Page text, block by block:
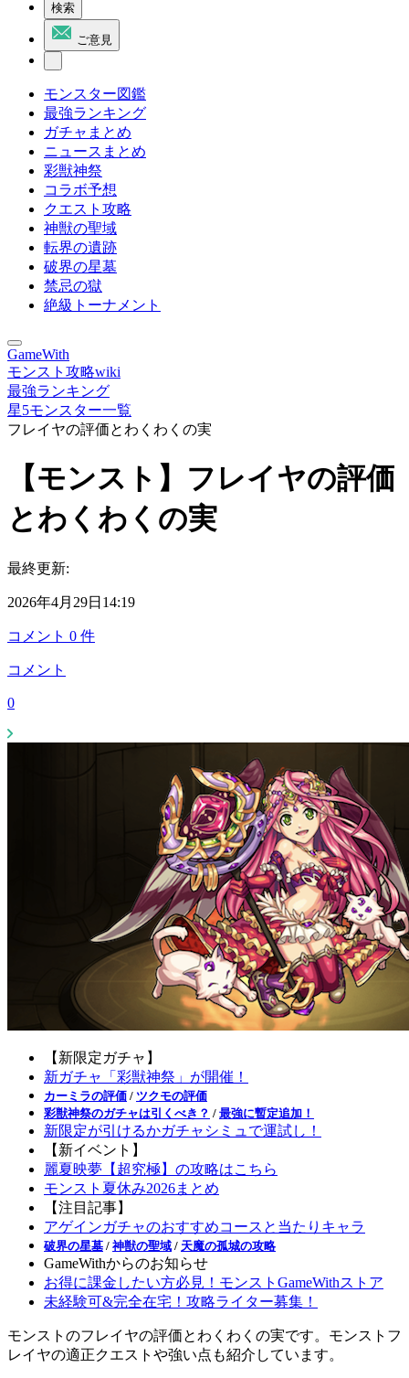
検索
ご意見
モンスター図鑑
最強ランキング
ガチャまとめ
ニュースまとめ
彩獣神祭
コラボ予想
クエスト攻略
神獣の聖域
転界の遺跡
破界の星墓
禁忌の獄
絶級トーナメント
GameWith
モンスト攻略wiki
最強ランキング
星5モンスター一覧
フレイヤの評価とわくわくの実
【モンスト】フレイヤの評価
とわくわくの実
最終更新:
2026年4月29日14:19
コメント 0 件
コメント
0
【新限定ガチャ】
新ガチャ「彩獣神祭」が開催！
カーミラの評価 / ツクモの評価
彩獣神祭のガチャは引くべき？ / 最強に暫定追加！
新限定が引けるかガチャシミュで運試し！
【新イベント】
麗夏映夢【超究極】の攻略はこちら
モンスト夏休み2026まとめ
【注目記事】
アゲインガチャのおすすめコースと当たりキャラ
破界の星墓 / 神獣の聖域 / 天魔の孤城の攻略
GameWithからのお知らせ
お得に課金したい方必見！モンストGameWithストア
未経験可&完全在宅！攻略ライター募集！
モンストのフレイヤの評価とわくわくの実です。モンストフ
レイヤの適正クエストや強い点も紹介しています。